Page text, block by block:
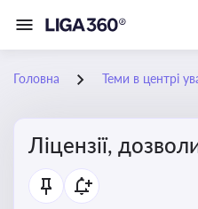
Головна Теми в центрі
Ліцензії,